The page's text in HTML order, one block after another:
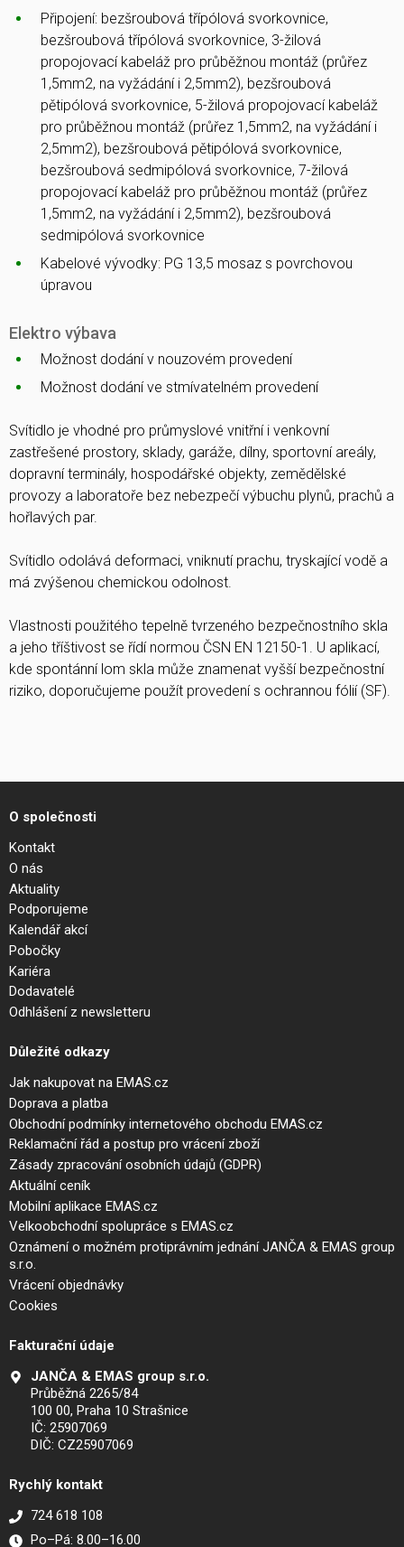
Připojení: bezšroubová třípólová svorkovnice,
bezšroubová třípólová svorkovnice, 3-žilová
propojovací kabeláž pro průběžnou montáž (průřez
1,5mm2, na vyžádání i 2,5mm2), bezšroubová
pětipólová svorkovnice, 5-žilová propojovací kabeláž
pro průběžnou montáž (průřez 1,5mm2, na vyžádání i
2,5mm2), bezšroubová pětipólová svorkovnice,
bezšroubová sedmipólová svorkovnice, 7-žilová
propojovací kabeláž pro průběžnou montáž (průřez
1,5mm2, na vyžádání i 2,5mm2), bezšroubová
sedmipólová svorkovnice
Kabelové vývodky: PG 13,5 mosaz s povrchovou
úpravou
Elektro výbava
Možnost dodání v nouzovém provedení
Možnost dodání ve stmívatelném provedení
Svítidlo je vhodné pro průmyslové vnitřní i venkovní
zastřešené prostory, sklady, garáže, dílny, sportovní areály,
dopravní terminály, hospodářské objekty, zemědělské
provozy a laboratoře bez nebezpečí výbuchu plynů, prachů a
hořlavých par.
Svítidlo odolává deformaci, vniknutí prachu, tryskající vodě a
má zvýšenou chemickou odolnost.
Vlastnosti použitého tepelně tvrzeného bezpečnostního skla
a jeho tříštivost se řídí normou ČSN EN 12150-1. U aplikací,
kde spontánní lom skla může znamenat vyšší bezpečnostní
riziko, doporučujeme použít provedení s ochrannou fólií (SF).
O společnosti
Kontakt
O nás
Aktuality
Podporujeme
Kalendář akcí
Pobočky
Kariéra
Dodavatelé
Odhlášení z newsletteru
Důležité odkazy
Jak nakupovat na EMAS.cz
Doprava a platba
Obchodní podmínky internetového obchodu EMAS.cz
Reklamační řád a postup pro vrácení zboží
Zásady zpracování osobních údajů (GDPR)
Aktuální ceník
Mobilní aplikace EMAS.cz
Velkoobchodní spolupráce s EMAS.cz
Oznámení o možném protiprávním jednání JANČA & EMAS group
s.r.o.
Vrácení objednávky
Cookies
Fakturační údaje
JANČA & EMAS group s.r.o.
Průběžná 2265/84
100 00, Praha 10 Strašnice
IČ: 25907069
DIČ: CZ25907069
Rychlý kontakt
724 618 108
Po–Pá: 8.00–16.00